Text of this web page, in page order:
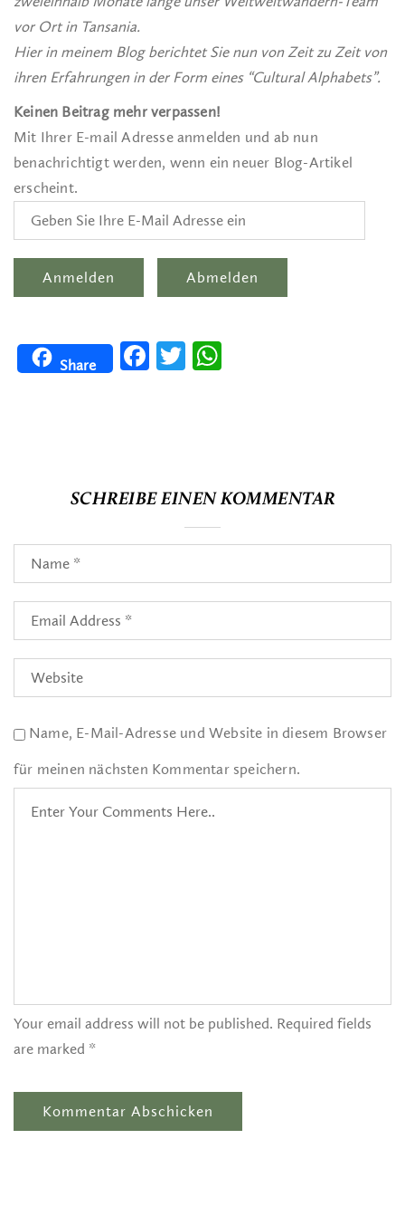
vor Ort in Tansania.
Hier in meinem Blog berichtet Sie nun von Zeit zu Zeit von
ihren Erfahrungen in der Form eines “Cultural Alphabets”.
Keinen Beitrag mehr verpassen!
Mit Ihrer E-mail Adresse anmelden und ab nun
benachrichtigt werden, wenn ein neuer Blog-Artikel
erscheint.
Share
FacebookTwitter
SCHREIBE EINEN KOMMENTAR
Name, E-Mail-Adresse und Website in diesem Browser
für meinen nächsten Kommentar speichern.
Your email address will not be published. Required fields
are marked *